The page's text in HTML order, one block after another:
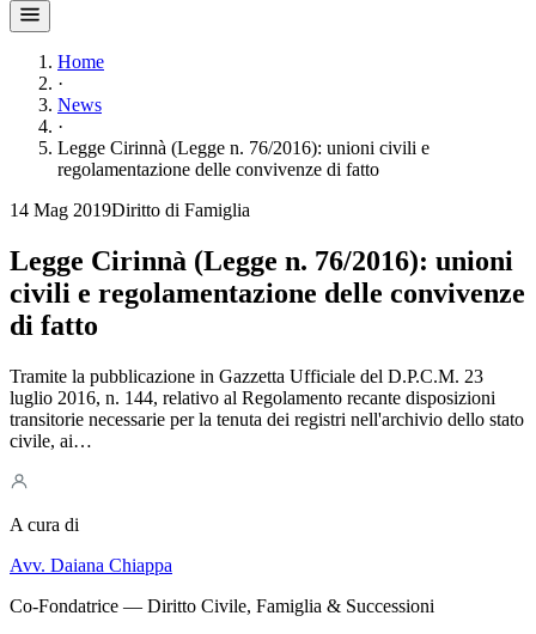
Home
·
News
·
Legge Cirinnà (Legge n. 76/2016): unioni civili e
regolamentazione delle convivenze di fatto
14 Mag 2019Diritto di Famiglia
Legge Cirinnà (Legge n. 76/2016): unioni
civili e regolamentazione delle convivenze
di fatto
Tramite la pubblicazione in Gazzetta Ufficiale del D.P.C.M. 23
luglio 2016, n. 144, relativo al Regolamento recante disposizioni
transitorie necessarie per la tenuta dei registri nell'archivio dello stato
civile, ai…
A cura di
Avv. Daiana Chiappa
Co-Fondatrice — Diritto Civile, Famiglia & Successioni